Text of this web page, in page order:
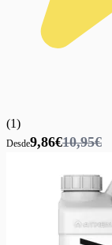
(1)
Desde9,86€10,95€